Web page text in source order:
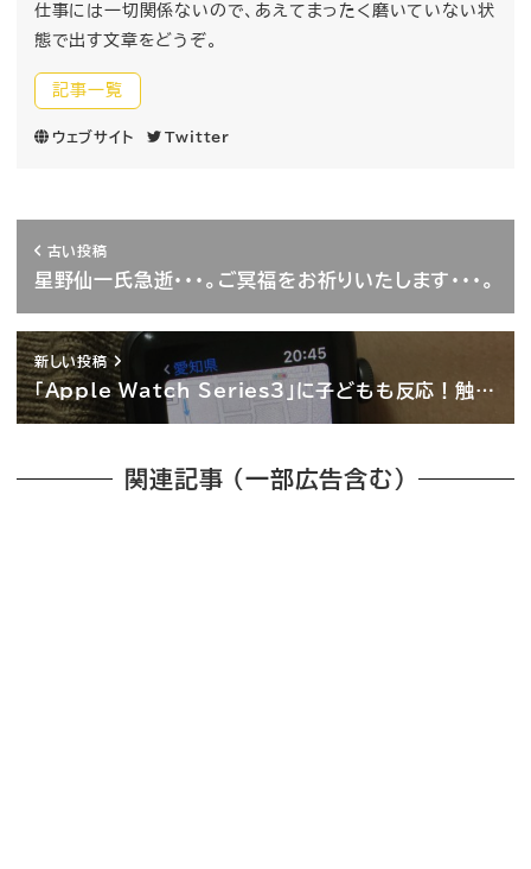
仕事には一切関係ないので、あえてまったく磨いていない状
態で出す文章をどうぞ。
記事一覧
ウェブサイト Twitter
古い投稿
星野仙一氏急逝・・・。ご冥福をお祈りいたします・・・。
新しい投稿
「Apple Watch Series3」に子どもも反応！触…
関連記事 （一部広告含む）